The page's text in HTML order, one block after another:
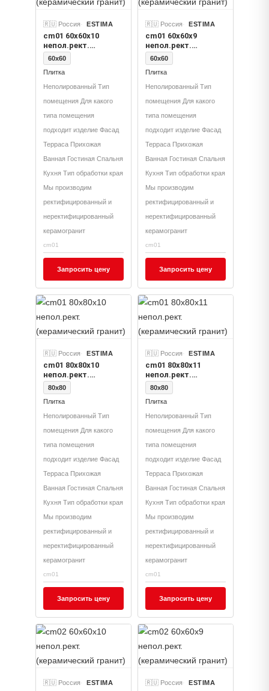
🇷🇺 Россия ESTIMA
cm01 60x60x10
непол.рект.
(керамический
гранит)
60x60
Плитка
Неполированный Тип
помещения Для какого
типа помещения
подходит изделие Фасад
Терраса Прихожая
Ванная Гостиная Спальня
Кухня Тип обработки края
Мы производим
ректифицированный и
неректифицированный
керамогранит
cm01
Запросить цену
🇷🇺 Россия ESTIMA
cm01 60x60x9
непол.рект.
(керамический
гранит)
60x60
Плитка
Неполированный Тип
помещения Для какого
типа помещения
подходит изделие Фасад
Терраса Прихожая
Ванная Гостиная Спальня
Кухня Тип обработки края
Мы производим
ректифицированный и
неректифицированный
керамогранит
cm01
Запросить цену
🇷🇺 Россия ESTIMA
cm01 80x80x10
непол.рект.
(керамический
гранит)
80x80
Плитка
Неполированный Тип
помещения Для какого
типа помещения
подходит изделие Фасад
Терраса Прихожая
Ванная Гостиная Спальня
Кухня Тип обработки края
Мы производим
ректифицированный и
неректифицированный
керамогранит
cm01
Запросить цену
🇷🇺 Россия ESTIMA
cm01 80x80x11
непол.рект.
(керамический
гранит)
80x80
Плитка
Неполированный Тип
помещения Для какого
типа помещения
подходит изделие Фасад
Терраса Прихожая
Ванная Гостиная Спальня
Кухня Тип обработки края
Мы производим
ректифицированный и
неректифицированный
керамогранит
cm01
Запросить цену
🇷🇺 Россия ESTIMA 🇷🇺 Россия ESTIMA